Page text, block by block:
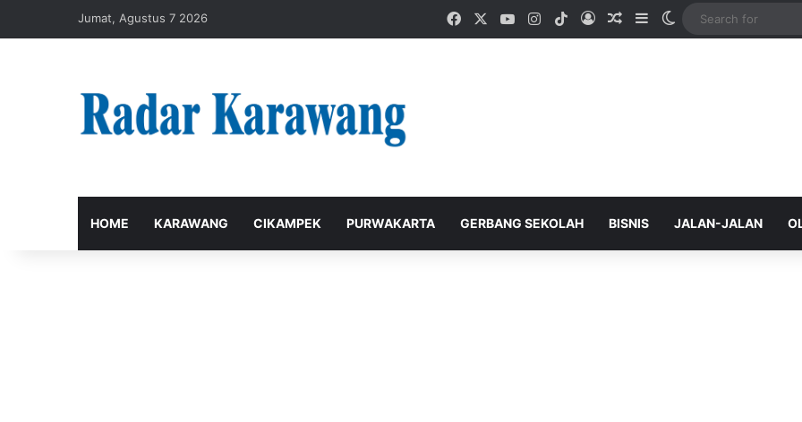
Jumat, Agustus 7 2026 FacebookYouTubeInstagram
TikTokLog InRandom Article
SidebarSwitch skin
HOME KARAWANG CIKAMPEK PURWAKARTA GERBANG SEKOLAH BISNIS JALAN-JALAN